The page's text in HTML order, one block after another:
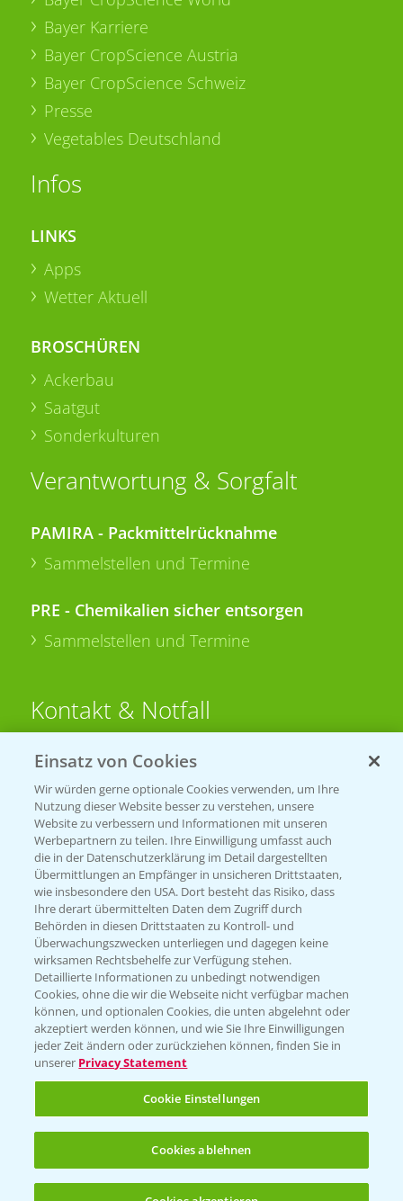
Bayer Karriere
Bayer CropScience Austria
Bayer CropScience Schweiz
Presse
Vegetables Deutschland
Infos
LINKS
Apps
Wetter Aktuell
BROSCHÜREN
Ackerbau
Saatgut
Sonderkulturen
Verantwortung & Sorgfalt
PAMIRA - Packmittelrücknahme
Sammelstellen und Termine
PRE - Chemikalien sicher entsorgen
Sammelstellen und Termine
Kontakt & Notfall
Beratung auf WhatsApp
T.+49 (0)174 346 564 1
KONTAKT
Hilfe in Notfällen
T.+49 (0)214/30-20220
Folgen Sie uns
Einsatz von Cookies
Wir würden gerne optionale Cookies verwenden, um Ihre
Nutzung dieser Website besser zu verstehen, unsere
Website zu verbessern und Informationen mit unseren
Werbepartnern zu teilen. Ihre Einwilligung umfasst auch
die in der Datenschutzerklärung im Detail dargestellten
Übermittlungen an Empfänger in unsicheren Drittstaaten,
wie insbesondere den USA. Dort besteht das Risiko, dass
Ihre derart übermittelten Daten dem Zugriff durch
Behörden in diesen Drittstaaten zu Kontroll- und
Überwachungszwecken unterliegen und dagegen keine
wirksamen Rechtsbehelfe zur Verfügung stehen.
Detaillierte Informationen zu unbedingt notwendigen
Cookies, ohne die wir die Webseite nicht verfügbar machen
können, und optionalen Cookies, die unten abgelehnt oder
akzeptiert werden können, und wie Sie Ihre Einwilligungen
jeder Zeit ändern oder zurückziehen können, finden Sie in
unserer Privacy Statement
Cookie Einstellungen
Cookies ablehnen